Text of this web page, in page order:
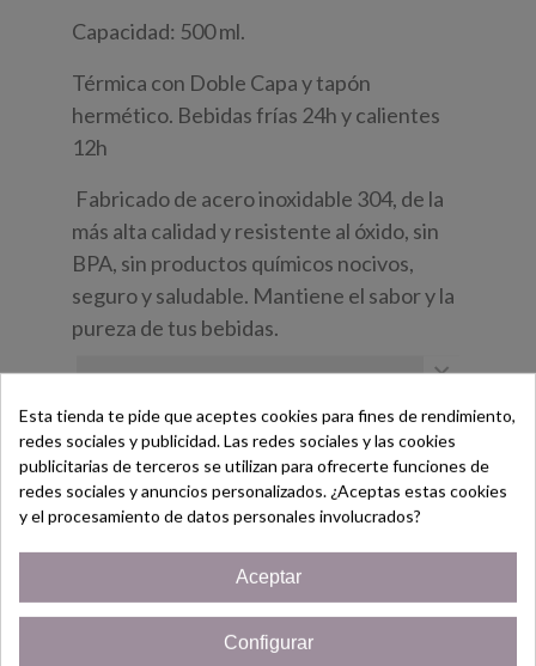
Capacidad: 500 ml.
Térmica con Doble Capa y tapón
hermético. Bebidas frías 24h y calientes
12h
Fabricado de acero inoxidable 304, de la
más alta calidad y resistente al óxido, sin
BPA, sin productos químicos nocivos,
seguro y saludable. Mantiene el sabor y la
pureza de tus bebidas.
Con tapa de madera a rosca, se puede
personalizar también la tapa.
Se puede meter el lavavajillas.
* Al ser algo personalizado tardará entre 5-7
días hábiles. Aunque si lo tenemos antes lo
¡Bienvenido/a!
Regístrate hoy y consigue un
Solo por ser nuevo cliente!
¡Quiero mi cupón!
×
Esta tienda te pide que aceptes cookies para fines de rendimiento,
redes sociales y publicidad. Las redes sociales y las cookies
publicitarias de terceros se utilizan para ofrecerte funciones de
redes sociales y anuncios personalizados. ¿Aceptas estas cookies
y el procesamiento de datos personales involucrados?
Aceptar
Configurar